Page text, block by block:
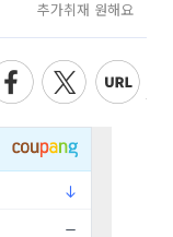
추가취재 원해요